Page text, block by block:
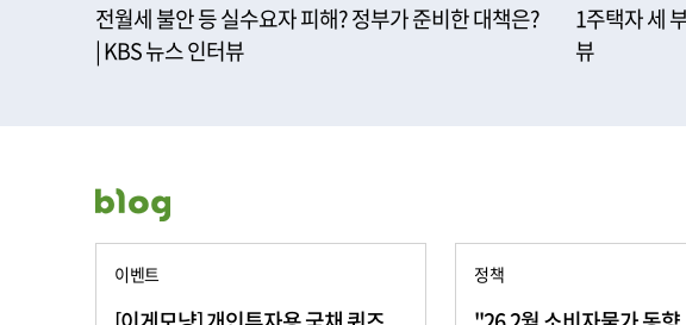
전월세 불안 등 실수요자 피해? 정부가 준비한 대책은?
| KBS 뉴스 인터뷰
1주택자 세
뷰
이벤트 정책